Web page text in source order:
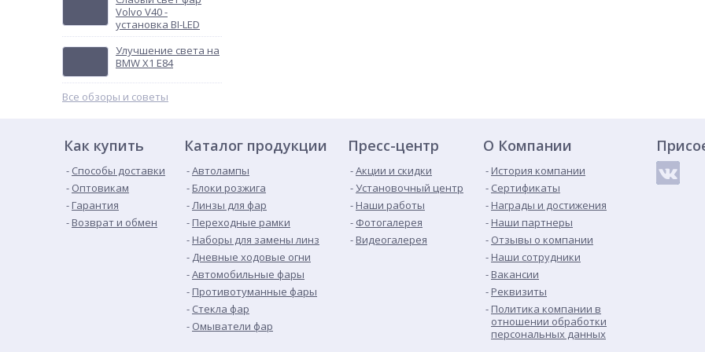
Volvo V40 -
установка BI-LED
Улучшение света на
BMW X1 E84
Все обзоры и советы
Как купить
Способы доставки
Оптовикам
Гарантия
Возврат и обмен
Каталог продукции
Автолампы
Блоки розжига
Линзы для фар
Переходные рамки
Наборы для замены линз
Дневные ходовые огни
Автомобильные фары
Противотуманные фары
Стекла фар
Омыватели фар
Пресс-центр
Акции и скидки
Установочный центр
Наши работы
Фотогалерея
Видеогалерея
О Компании
История компании
Сертификаты
Награды и достижения
Наши партнеры
Отзывы о компании
Наши сотрудники
Вакансии
Реквизиты
Политика компании в
отношении обработки
персональных данных